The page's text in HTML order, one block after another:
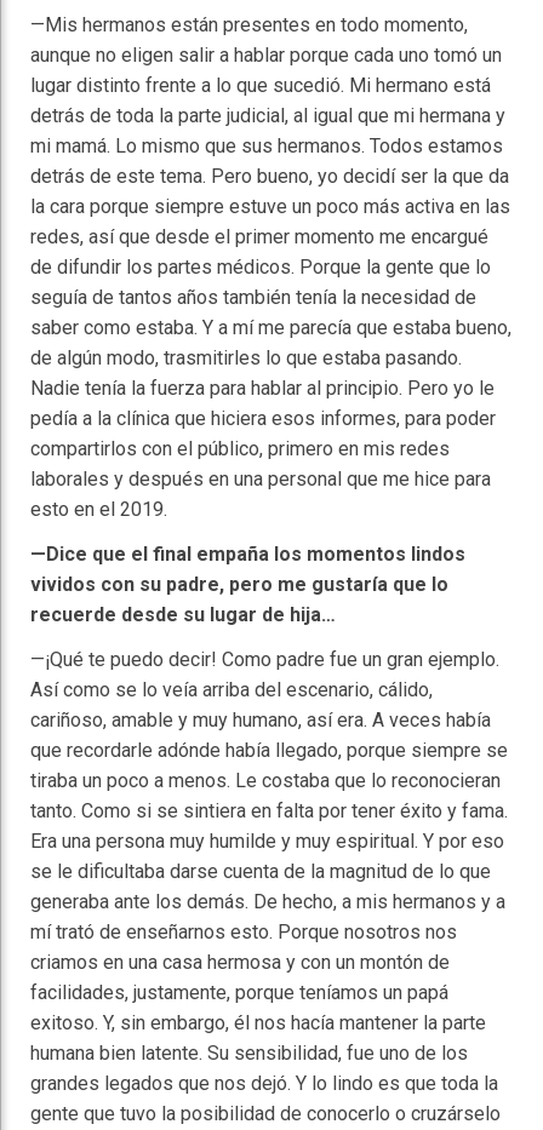
—Mis hermanos están presentes en todo momento,
aunque no eligen salir a hablar porque cada uno tomó un
lugar distinto frente a lo que sucedió. Mi hermano está
detrás de toda la parte judicial, al igual que mi hermana y
mi mamá. Lo mismo que sus hermanos. Todos estamos
detrás de este tema. Pero bueno, yo decidí ser la que da
la cara porque siempre estuve un poco más activa en las
redes, así que desde el primer momento me encargué
de difundir los partes médicos. Porque la gente que lo
seguía de tantos años también tenía la necesidad de
saber como estaba. Y a mí me parecía que estaba bueno,
de algún modo, trasmitirles lo que estaba pasando.
Nadie tenía la fuerza para hablar al principio. Pero yo le
pedía a la clínica que hiciera esos informes, para poder
compartirlos con el público, primero en mis redes
laborales y después en una personal que me hice para
esto en el 2019.
—Dice que el final empaña los momentos lindos
vividos con su padre, pero me gustaría que lo
recuerde desde su lugar de hija…
—¡Qué te puedo decir! Como padre fue un gran ejemplo.
Así como se lo veía arriba del escenario, cálido,
cariñoso, amable y muy humano, así era. A veces había
que recordarle adónde había llegado, porque siempre se
tiraba un poco a menos. Le costaba que lo reconocieran
tanto. Como si se sintiera en falta por tener éxito y fama.
Era una persona muy humilde y muy espiritual. Y por eso
se le dificultaba darse cuenta de la magnitud de lo que
generaba ante los demás. De hecho, a mis hermanos y a
mí trató de enseñarnos esto. Porque nosotros nos
criamos en una casa hermosa y con un montón de
facilidades, justamente, porque teníamos un papá
exitoso. Y, sin embargo, él nos hacía mantener la parte
humana bien latente. Su sensibilidad, fue uno de los
grandes legados que nos dejó. Y lo lindo es que toda la
gente que tuvo la posibilidad de conocerlo o cruzárselo